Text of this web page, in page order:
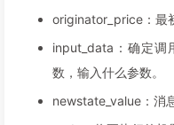
originator_price：最
input_data：确定调
数，输入什么参数。
newstate_value：消